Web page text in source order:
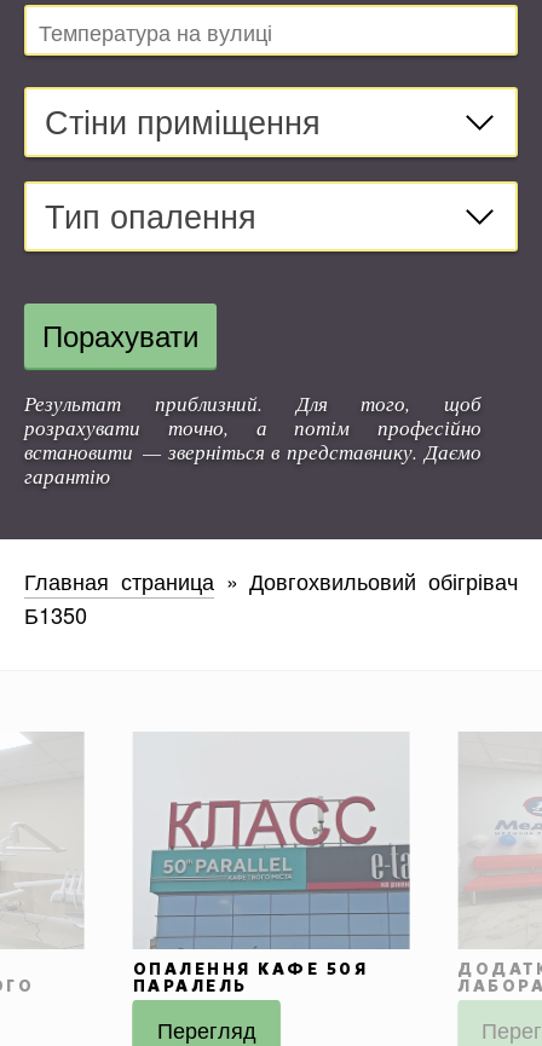
Стіни приміщення
Тип опалення
Порахувати
Результат приблизний. Для того, щоб
розрахувати точно, а потім професійно
встановити — зверніться в представнику. Даємо
гарантію
Главная страница»Довгохвильовий обігрівач
Б1350
ОПАЛЕННЯ КАФЕ 50Я
ПАРАЛЕЛЬ
Перегляд